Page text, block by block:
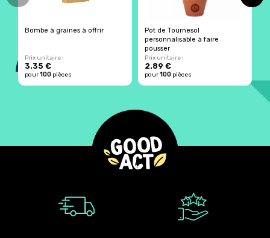
Bombe à graines à offrir
Prix unitaire :
3.35 €
pour100 pièces
Pot de Tournesol
personnalisable à faire
pousser
Prix unitaire :
2.89 €
pour100 pièces